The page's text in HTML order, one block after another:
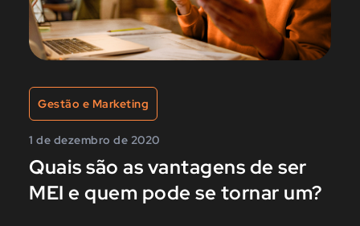
Gestão e Marketing
1 de dezembro de 2020
Quais são as vantagens de ser
MEI e quem pode se tornar um?